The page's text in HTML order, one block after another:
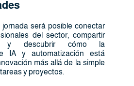
será posible conectar
del sector, compartir
y descubrir cómo la
IA y automatización está
más allá de la simple
y proyectos.